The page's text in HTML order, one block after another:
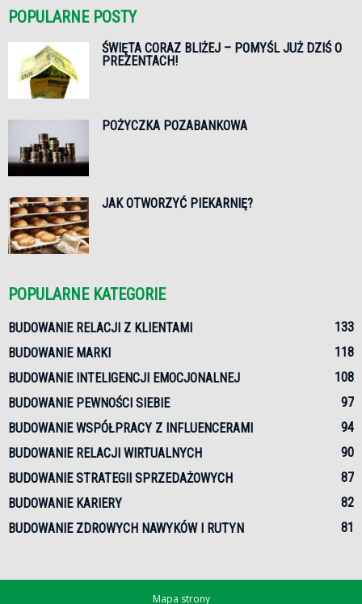
POPULARNE POSTY
ŚWIĘTA CORAZ BLIŻEJ – POMYŚL JUŻ DZIŚ O
PREZENTACH!
POŻYCZKA POZABANKOWA
JAK OTWORZYĆ PIEKARNIĘ?
POPULARNE KATEGORIE
BUDOWANIE RELACJI Z KLIENTAMI
133
BUDOWANIE MARKI
118
BUDOWANIE INTELIGENCJI EMOCJONALNEJ
108
BUDOWANIE PEWNOŚCI SIEBIE
97
BUDOWANIE WSPÓŁPRACY Z INFLUENCERAMI
94
BUDOWANIE RELACJI WIRTUALNYCH
90
BUDOWANIE STRATEGII SPRZEDAŻOWYCH
87
BUDOWANIE KARIERY
82
BUDOWANIE ZDROWYCH NAWYKÓW I RUTYN
81
Mapa strony